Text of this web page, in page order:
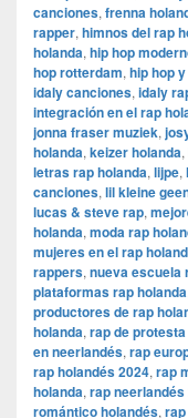
canciones, frenna
rapper, himnos del rap
holanda, hip hop
hop rotterdam, hip hop
idaly canciones, idaly
integración en el rap
jonna fraser muziek,
holanda, keizer holanda,
letras rap holanda, lijpe,
canciones, lil kleine
lucas & steve rap,
holanda, moda rap
mujeres en el rap
rappers, nueva escuela
plataformas rap holanda
productores de rap
holanda, rap de
en neerlandés, rap
rap holandés 2024, rap
holanda, rap neerlandés
romántico holandés,